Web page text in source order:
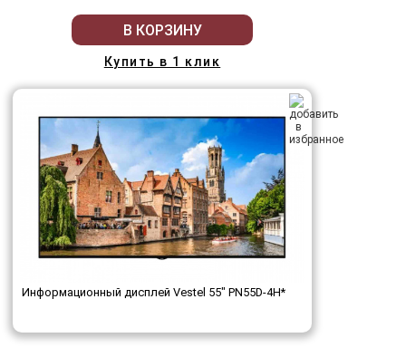
В КОРЗИНУ
Купить в 1 клик
Информационный дисплей Vestel 55" PN55D-4H*